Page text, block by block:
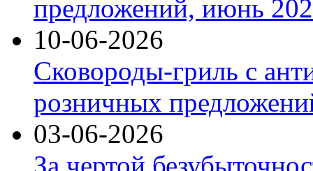
предложений, июнь
10-06-2026
Сковороды-гриль с
розничных
03-06-2026